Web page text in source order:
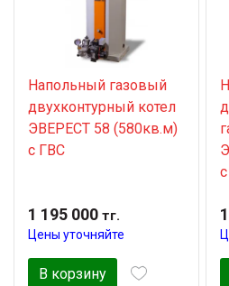
Напольный газовый
двухконтурный котел
ЭВЕРЕСТ 58 (580кв.м)
с ГВС
1 195 000 тг.
Цены уточняйте
В корзину